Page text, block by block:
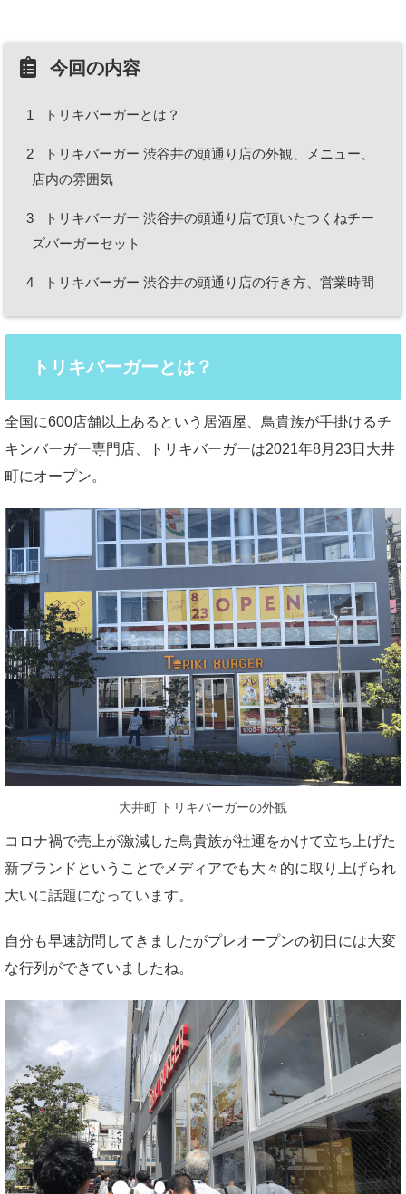
今回の内容
1 トリキバーガーとは？
2
トリキバーガー 渋谷井の頭通り店の外観、メニュー、
店内の雰囲気
3
トリキバーガー 渋谷井の頭通り店で頂いたつくねチー
ズバーガーセット
4 トリキバーガー 渋谷井の頭通り店の行き方、営業時間
トリキバーガーとは？
全国に600店舗以上あるという居酒屋、鳥貴族が手掛けるチ
キンバーガー専門店、トリキバーガーは2021年8月23日大井
町にオープン。
大井町 トリキバーガーの外観
コロナ禍で売上が激減した鳥貴族が社運をかけて立ち上げた
新ブランドということでメディアでも大々的に取り上げられ
大いに話題になっています。
自分も早速訪問してきましたがプレオープンの初日には大変
な行列ができていましたね。